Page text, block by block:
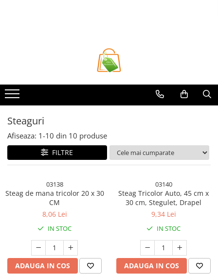
Accesorii Birou si Consumabile
Articole pentru baie
Accesorii Bucătărie
Dozatoare Condimente
Forme cuburi de gheata
Genti Termoizolante Mancare
Organizatoare si Depozitare
Pahare, Sticle si Cani
Ustensile pentru Bucătărie
Ustensile pentru Bucătărie
Veselă pentru Masă
Articole pentru Casa si Curatenie
Steaguri
Afiseaza: 1-10 din 10 produse
FILTRE
03138
Steag de mana tricolor 20 x 30
CM
8,06 Lei
IN STOC
ADAUGA IN COS
03140
Steag Tricolor Auto, 45 cm x
30 cm, Stegulet, Drapel
9,34 Lei
IN STOC
ADAUGA IN COS